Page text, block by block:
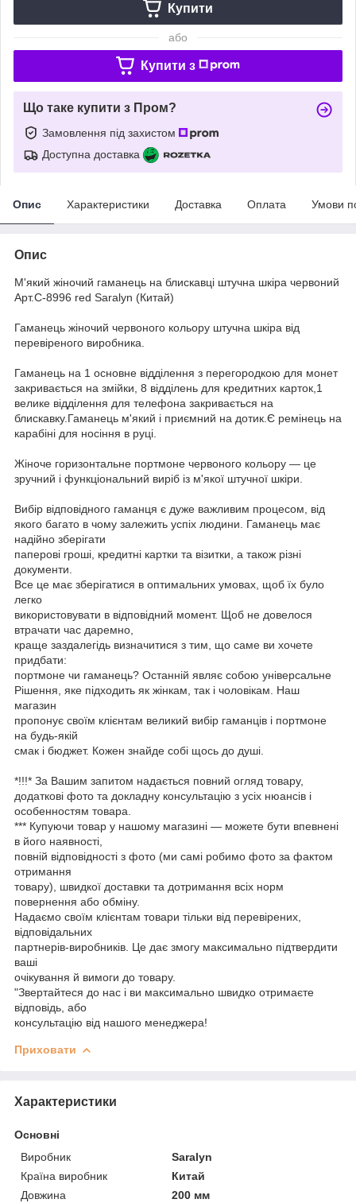
Купити
або
Купити з
Що таке купити з Пром?
Замовлення під захистом
Доступна доставка
Опис Характеристики Доставка Оплата Умови
Опис
М'який жіночий гаманець на блискавці штучна шкіра червоний
Арт.C-8996 red Saralyn (Китай)
Гаманець жіночий червоного кольору штучна шкіра від
перевіреного виробника.
Гаманець на 1 основне відділення з перегородкою для монет
закривається на змійки, 8 відділень для кредитних карток,1
велике відділення для телефона закривається на
блискавку.Гаманець м'який і приємний на дотик.Є ремінець на
карабіні для носіння в руці.
Жіноче горизонтальне портмоне червоного кольору — це
зручний і функціональний виріб із м'якої штучної шкіри.
Вибір відповідного гаманця є дуже важливим процесом, від
якого багато в чому залежить успіх людини. Гаманець має
надійно зберігати
паперові гроші, кредитні картки та візитки, а також різні
документи.
Все це має зберігатися в оптимальних умовах, щоб їх було
легко
використовувати в відповідний момент. Щоб не довелося
втрачати час даремно,
краще заздалегідь визначитися з тим, що саме ви хочете
придбати:
портмоне чи гаманець? Останній являє собою універсальне
Рішення, яке підходить як жінкам, так і чоловікам. Наш
магазин
пропонує своїм клієнтам великий вибір гаманців і портмоне
на будь-якій
смак і бюджет. Кожен знайде собі щось до душі.
*!!!* За Вашим запитом надається повний огляд товару,
додаткові фото та докладну консультацію з усіх нюансів і
особенностям товара.
*** Купуючи товар у нашому магазині — можете бути впевнені
в його наявності,
повній відповідності з фото (ми самі робимо фото за фактом
отримання
товару), швидкої доставки та дотримання всіх норм
повернення або обміну.
Надаємо своїм клієнтам товари тільки від перевірених,
відповідальних
партнерів-виробників. Це дає змогу максимально підтвердити
ваші
очікування й вимоги до товару.
"Звертайтеся до нас і ви максимально швидко отримаєте
відповідь, або
консультацію від нашого менеджера!
Приховати
Характеристики
Основні
Виробник
Saralyn
Країна виробник
Китай
Довжина
200 мм